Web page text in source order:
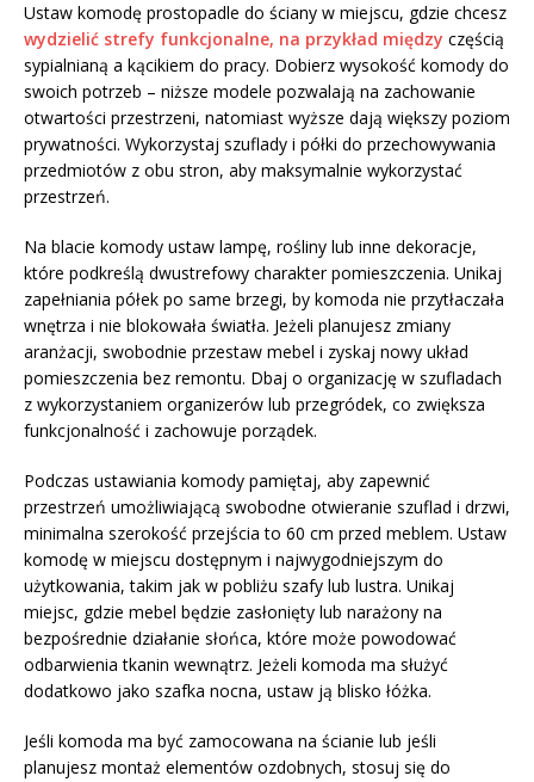
Ustaw komodę prostopadle do ściany w miejscu, gdzie chcesz
wydzielić strefy funkcjonalne, na przykład między częścią
sypialnianą a kącikiem do pracy. Dobierz wysokość komody do
swoich potrzeb – niższe modele pozwalają na zachowanie
otwartości przestrzeni, natomiast wyższe dają większy poziom
prywatności. Wykorzystaj szuflady i półki do przechowywania
przedmiotów z obu stron, aby maksymalnie wykorzystać
przestrzeń.
Na blacie komody ustaw lampę, rośliny lub inne dekoracje,
które podkreślą dwustrefowy charakter pomieszczenia. Unikaj
zapełniania półek po same brzegi, by komoda nie przytłaczała
wnętrza i nie blokowała światła. Jeżeli planujesz zmiany
aranżacji, swobodnie przestaw mebel i zyskaj nowy układ
pomieszczenia bez remontu. Dbaj o organizację w szufladach
z wykorzystaniem organizerów lub przegródek, co zwiększa
funkcjonalność i zachowuje porządek.
Podczas ustawiania komody pamiętaj, aby zapewnić
przestrzeń umożliwiającą swobodne otwieranie szuflad i drzwi,
minimalna szerokość przejścia to 60 cm przed meblem. Ustaw
komodę w miejscu dostępnym i najwygodniejszym do
użytkowania, takim jak w pobliżu szafy lub lustra. Unikaj
miejsc, gdzie mebel będzie zasłonięty lub narażony na
bezpośrednie działanie słońca, które może powodować
odbarwienia tkanin wewnątrz. Jeżeli komoda ma służyć
dodatkowo jako szafka nocna, ustaw ją blisko łóżka.
Jeśli komoda ma być zamocowana na ścianie lub jeśli
planujesz montaż elementów ozdobnych, stosuj się do